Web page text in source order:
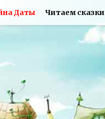
Даты Читаем сказки